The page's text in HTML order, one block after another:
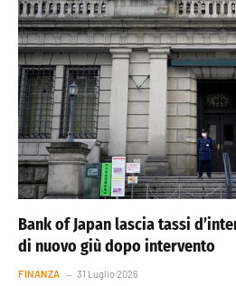
Bank of Japan lascia tassi
di nuovo giù dopo intervento
FINANZA 31 Luglio 2026